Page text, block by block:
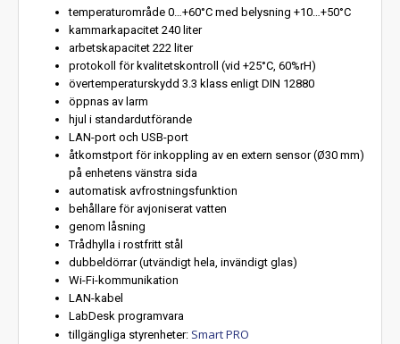
temperaturområde 0…+60°C med belysning +10…+50°C
kammarkapacitet 240 liter
arbetskapacitet 222 liter
protokoll för kvalitetskontroll (vid +25°C, 60%rH)
övertemperaturskydd 3.3 klass enligt DIN 12880
öppnas av larm
hjul i standardutförande
LAN-port och USB-port
åtkomstport för inkoppling av en extern sensor (Ø30 mm)
på enhetens vänstra sida
automatisk avfrostningsfunktion
behållare för avjoniserat vatten
genom låsning
Trådhylla i rostfritt stål
dubbeldörrar (utvändigt hela, invändigt glas)
Wi-Fi-kommunikation
LAN-kabel
LabDesk programvara
tillgängliga styrenheter: Smart PRO